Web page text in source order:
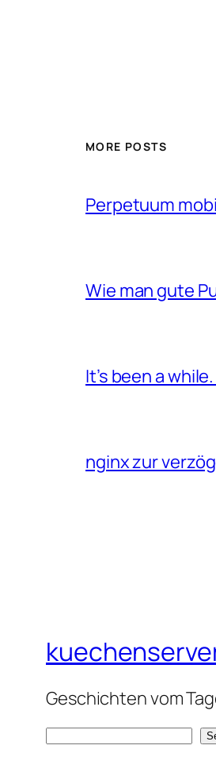
MORE POSTS
Perpetuum
Wie man gute
It’s been a
nginx zur
Geschichten vom
S